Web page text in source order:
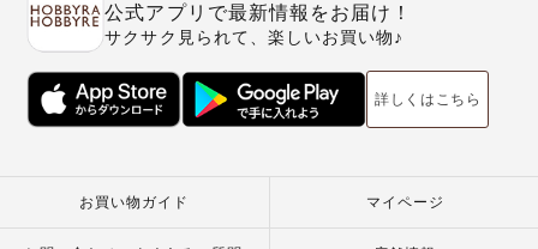
公式アプリで最新情報をお届け！
サクサク見られて、楽しいお買い物♪
詳しくはこちら
お買い物ガイド マイページ